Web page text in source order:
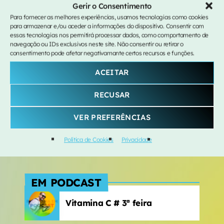
Gerir o Consentimento
Para fornecer as melhores experiências, usamos tecnologias como cookies
para armazenar e/ou aceder a informações do dispositivo. Consentir com
essas tecnologias nos permitirá processar dados, como comportamento de
navegação ou IDs exclusivos neste site. Não consentir ou retirar o
consentimento pode afetar negativamante certos recursos e funções.
ACEITAR
RECUSAR
VER PREFERÊNCIAS
Política de Cookies Privacidade
4 Material Lover
SIENNA SPIRO add_shopping_cart
5 Nada A Perder
David Fonseca add_shopping_cart
SEGUE-NOS
CONTACTOS
93 093 106 8
direcao@radiosmadeira.pt
Rua dos E.U.A., nº 148
EM PODCAST
Vitamina C # 3ª feira